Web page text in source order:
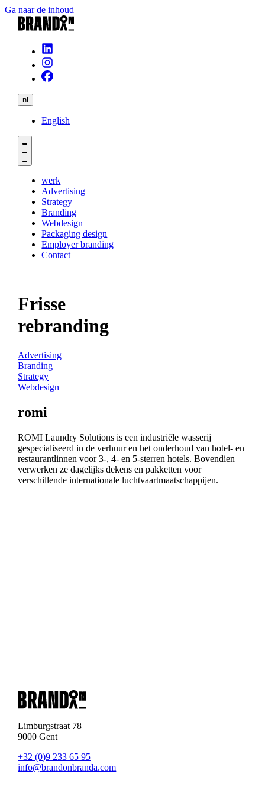
Ga naar de inhoud
nl
English
werk
Advertising
Strategy
Branding
Webdesign
Packaging design
Employer branding
Contact
Frisse
rebranding
Advertising
Branding
Strategy
Webdesign
romi
ROMI Laundry Solutions is een industriële wasserij
gespecialiseerd in de verhuur en het onderhoud van hotel- en
restaurantlinnen voor 3-, 4- en 5-sterren hotels. Bovendien
verwerken ze dagelijks dekens en pakketten voor
verschillende internationale luchtvaartmaatschappijen.
Limburgstraat 78
9000 Gent
+32 (0)9 233 65 95
info@brandonbranda.com